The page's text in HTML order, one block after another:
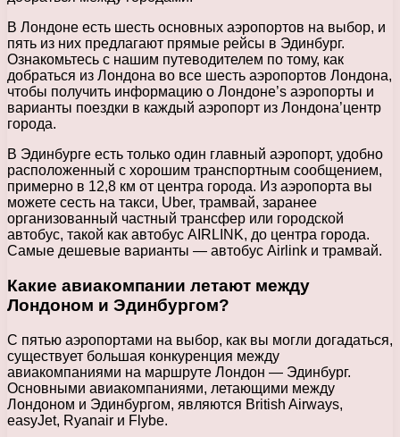
В Лондоне есть шесть основных аэропортов на выбор, и
пять из них предлагают прямые рейсы в Эдинбург.
Ознакомьтесь с нашим путеводителем по тому, как
добраться из Лондона во все шесть аэропортов Лондона,
чтобы получить информацию о Лондоне’s аэропорты и
варианты поездки в каждый аэропорт из Лондона’центр
города.
В Эдинбурге есть только один главный аэропорт, удобно
расположенный с хорошим транспортным сообщением,
примерно в 12,8 км от центра города. Из аэропорта вы
можете сесть на такси, Uber, трамвай, заранее
организованный частный трансфер или городской
автобус, такой как автобус AIRLINK, до центра города.
Самые дешевые варианты — автобус Airlink и трамвай.
Какие авиакомпании летают между
Лондоном и Эдинбургом?
С пятью аэропортами на выбор, как вы могли догадаться,
существует большая конкуренция между
авиакомпаниями на маршруте Лондон — Эдинбург.
Основными авиакомпаниями, летающими между
Лондоном и Эдинбургом, являются British Airways,
easyJet, Ryanair и Flybe.